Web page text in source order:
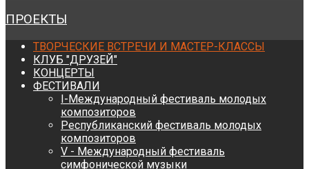
ПРОЕКТЫ
ТВОРЧЕСКИЕ ВСТРЕЧИ И МАСТЕР-КЛАССЫ
КЛУБ "ДРУЗЕЙ"
КОНЦЕРТЫ
ФЕСТИВАЛИ
I-Международный фестиваль молодых
композиторов
Республиканский фестиваль молодых
композиторов
V - Международный фестиваль
симфонической музыки